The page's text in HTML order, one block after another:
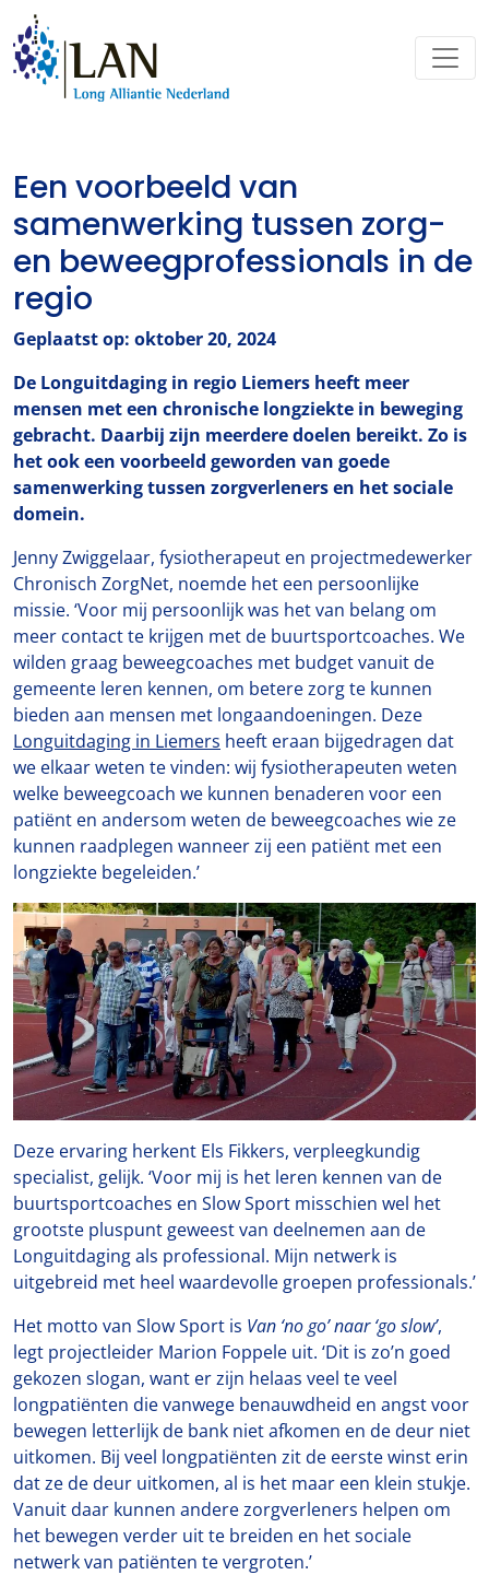
Een voorbeeld van
samenwerking tussen zorg-
en beweegprofessionals in de
regio
Geplaatst op: oktober 20, 2024
De Longuitdaging in regio Liemers heeft meer
mensen met een chronische longziekte in beweging
gebracht. Daarbij zijn meerdere doelen bereikt. Zo is
het ook een voorbeeld geworden van goede
samenwerking tussen zorgverleners en het sociale
domein.
Jenny Zwiggelaar, fysiotherapeut en projectmedewerker
Chronisch ZorgNet, noemde het een persoonlijke
missie. ‘Voor mij persoonlijk was het van belang om
meer contact te krijgen met de buurtsportcoaches. We
wilden graag beweegcoaches met budget vanuit de
gemeente leren kennen, om betere zorg te kunnen
bieden aan mensen met longaandoeningen. Deze
Longuitdaging in Liemers heeft eraan bijgedragen dat
we elkaar weten te vinden: wij fysiotherapeuten weten
welke beweegcoach we kunnen benaderen voor een
patiënt en andersom weten de beweegcoaches wie ze
kunnen raadplegen wanneer zij een patiënt met een
longziekte begeleiden.’
Deze ervaring herkent Els Fikkers, verpleegkundig
specialist, gelijk. ‘Voor mij is het leren kennen van de
buurtsportcoaches en Slow Sport misschien wel het
grootste pluspunt geweest van deelnemen aan de
Longuitdaging als professional. Mijn netwerk is
uitgebreid met heel waardevolle groepen professionals.’
Het motto van Slow Sport is Van ‘no go’ naar ‘go slow’,
legt projectleider Marion Foppele uit. ‘Dit is zo’n goed
gekozen slogan, want er zijn helaas veel te veel
longpatiënten die vanwege benauwdheid en angst voor
bewegen letterlijk de bank niet afkomen en de deur niet
uitkomen. Bij veel longpatiënten zit de eerste winst erin
dat ze de deur uitkomen, al is het maar een klein stukje.
Vanuit daar kunnen andere zorgverleners helpen om
het bewegen verder uit te breiden en het sociale
netwerk van patiënten te vergroten.’